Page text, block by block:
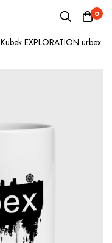
0
Kubek EXPLORATION urbex